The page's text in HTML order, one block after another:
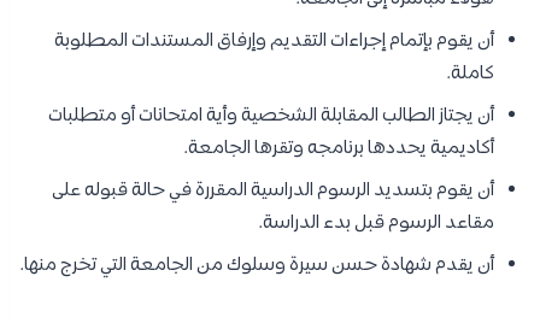
أن يقوم بإتمام إجراءات التقديم وإرفاق المستندات المطلوبة
كاملة.
​أن يجتاز الطالب المقابلة الشخصية وأية امتحانات أو متطلبات
أكاديمية يحددها برنامجه وتقرها الجامعة.
​أن يقوم بتسديد الرسوم الدراسية المقررة في حالة قبوله على
مقاعد الرسوم قبل بدء الدراسة.
​أن يقدم شهادة حسن سيرة وسلوك من الجامعة التي تخرج منها.